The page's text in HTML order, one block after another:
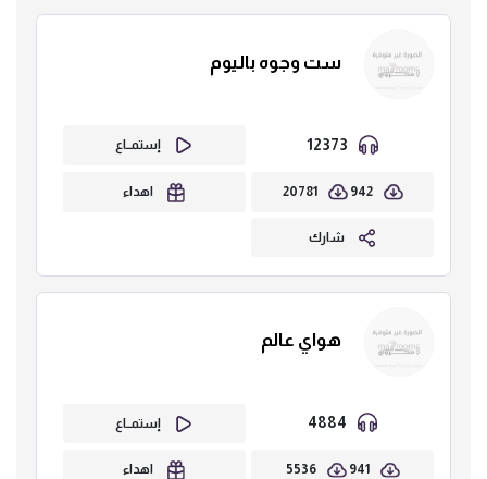
ست وجوه باليوم
إستمــاع
942
20781 اهداء
شارك
هواي عالم
إستمــاع
941
5536 اهداء